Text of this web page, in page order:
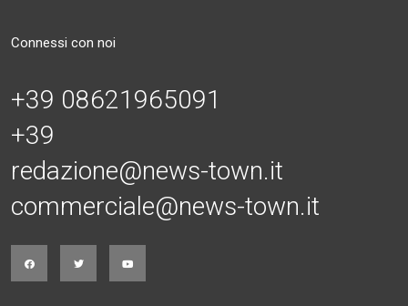
Connessi con noi
+39 08621965091
+39
redazione@news-town.it
commerciale@news-town.it